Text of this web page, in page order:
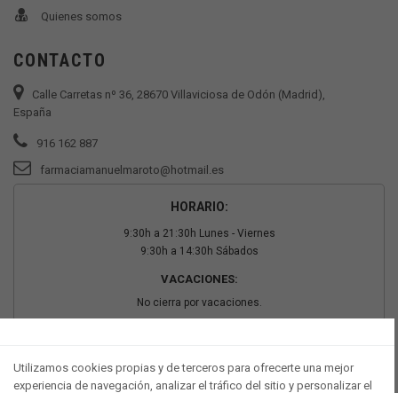
Quienes somos
CONTACTO
Calle Carretas nº 36, 28670 Villaviciosa de Odón (Madrid),
España
916 162 887
farmaciamanuelmaroto@hotmail.es
HORARIO:
9:30h a 21:30h Lunes - Viernes
9:30h a 14:30h Sábados
VACACIONES:
No cierra por vacaciones.
Utilizamos cookies propias y de terceros para ofrecerte una mejor
experiencia de navegación, analizar el tráfico del sitio y personalizar el